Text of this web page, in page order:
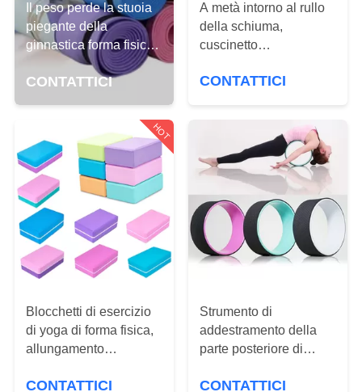
DI
QUALITÀ
CONTATTACI
RICHIEDERE
UN
PREVENTIVO
MAPPA
DEL
PRIVACY
Il peso perde la stuoia
piegante della
ginnastica forma fisica
impermeabile/a prova
d'umidità della stuoia di
CONTATTICI
A metà intorno al rullo
della schiuma,
cuscinetto
dell'attrezzatura di
schiuma di massaggio
CONTATTICI
HOT
Blocchetti di esercizio
di yoga di forma fisica,
allungamento
mattone della schiuma
CONTATTICI
Strumento di
addestramento della
parte posteriore di
palestra di forma della
CONTATTICI